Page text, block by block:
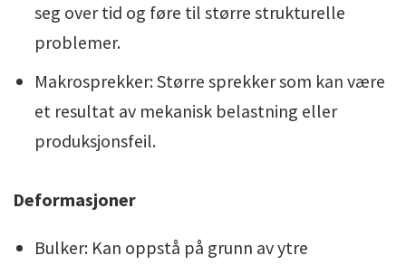
seg over tid og føre til større strukturelle
problemer.
Makrosprekker: Større sprekker som kan være
et resultat av mekanisk belastning eller
produksjonsfeil.
Deformasjoner
Bulker: Kan oppstå på grunn av ytre